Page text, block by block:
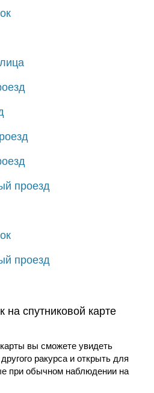
проезд
проезд
спутниковой карте
вы сможете увидеть
ракурса и открыть для
при обычном наблюдении на